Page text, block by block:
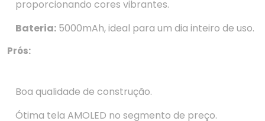
proporcionando cores vibrantes.
Bateria: 5000mAh, ideal para um dia inteiro de uso.
Prós:
Boa qualidade de construção.
Ótima tela AMOLED no segmento de preço.